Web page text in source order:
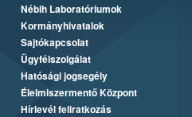
Nébih Laboratóriumok
Kormányhivatalok
Sajtókapcsolat
Ügyfélszolgálat
Hatósági jogsegély
Élelmiszermentő Központ
Hírlevél feliratkozás